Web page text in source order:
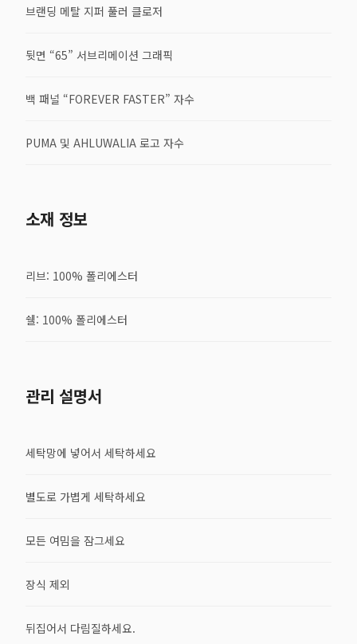
브랜딩 메탈 지퍼 풀러 클로저
뒷면 “65” 서브리메이션 그래픽
백 패널 “FOREVER FASTER” 자수
PUMA 및 AHLUWALIA 로고 자수
소재 정보
리브: 100% 폴리에스터
쉘: 100% 폴리에스터
관리 설명서
세탁망에 넣어서 세탁하세요
별도로 가볍게 세탁하세요
모든 여밈을 잠그세요
장식 제외
뒤집어서 다림질하세요.